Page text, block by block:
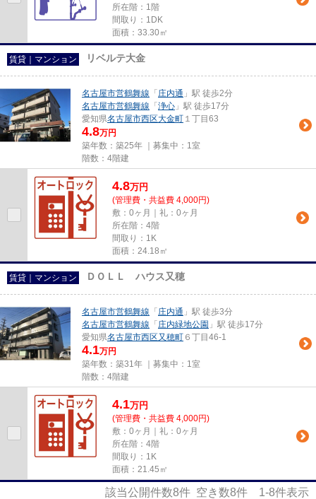
所在階：1階
間取り：1DK
面積：33.30㎡
賃貸｜マンション リベルテ大金
名古屋市営鶴舞線 「 庄内通 」駅 徒歩2分
名古屋市営鶴舞線 「 浄心 」駅 徒歩17分
愛知県名古屋市西区大金町 １丁目63
4.8万円
築年数：築25年 ｜募集中： 1室
階数：4階建
4.8万円
(管理費・共益費 4,000円)
敷：0ヶ月｜礼：0ヶ月
所在階：4階
間取り：1K
面積：24.18㎡
賃貸｜マンション ＤＯＬＬ ハウス又穂
名古屋市営鶴舞線 「 庄内通 」駅 徒歩3分
名古屋市営鶴舞線 「 庄内緑地公園 」駅 徒歩17分
愛知県名古屋市西区又穂町 ６丁目46-1
4.1万円
築年数：築31年 ｜募集中： 1室
階数：4階建
4.1万円
(管理費・共益費 4,000円)
敷：0ヶ月｜礼：0ヶ月
所在階：4階
間取り：1K
面積：21.45㎡
該当公開件数8件 空き数8件 1-8件表示